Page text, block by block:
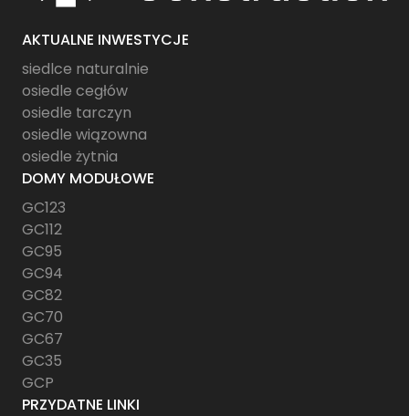
AKTUALNE INWESTYCJE
siedlce naturalnie
osiedle cegłów
osiedle tarczyn
osiedle wiązowna
osiedle żytnia
DOMY MODUŁOWE
GC123
GC112
GC95
GC94
GC82
GC70
GC67
GC35
GCP
PRZYDATNE LINKI